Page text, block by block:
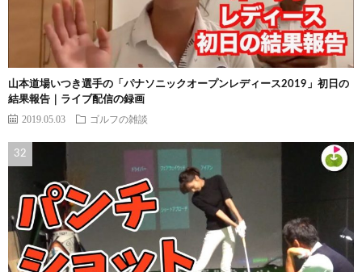
山本道場いつき選手の「パナソニックオープンレディース2019」初日の
結果報告｜ライブ配信の録画
2019.05.03 ゴルフの雑談